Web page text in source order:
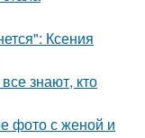
Ксения
знают, кто
фото с женой и